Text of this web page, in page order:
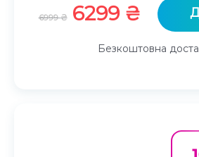
6999₴
6999 ₴.
6299 ₴
ціна:
6299
Безкоштовна